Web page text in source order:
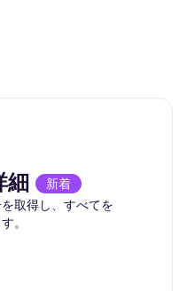
細
新着
取得し、すべてを
。